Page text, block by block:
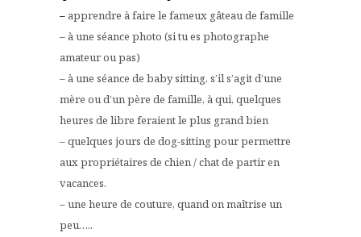
– apprendre à faire le fameux gâteau de famille
– à une séance photo (si tu es photographe
amateur ou pas)
– à une séance de baby sitting, s’il s’agit d’une
mère ou d’un père de famille, à qui, quelques
heures de libre feraient le plus grand bien
– quelques jours de dog-sitting pour permettre
aux propriétaires de chien / chat de partir en
vacances.
– une heure de couture, quand on maîtrise un
peu…..